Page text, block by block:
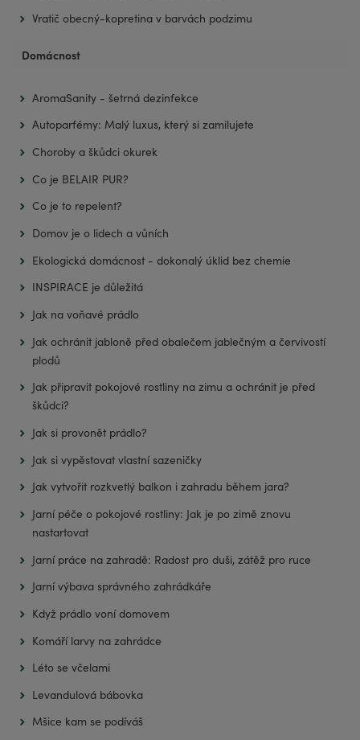
Vratič obecný-kopretina v barvách podzimu
Domácnost
AromaSanity - šetrná dezinfekce
Autoparfémy: Malý luxus, který si zamilujete
Choroby a škůdci okurek
Co je BELAIR PUR?
Co je to repelent?
Domov je o lidech a vůních
Ekologická domácnost - dokonalý úklid bez chemie
INSPIRACE je důležitá
Jak na voňavé prádlo
Jak ochránit jabloně před obalečem jablečným a červivostí
plodů
Jak připravit pokojové rostliny na zimu a ochránit je před
škůdci?
Jak si provonět prádlo?
Jak si vypěstovat vlastní sazeničky
Jak vytvořit rozkvetlý balkon i zahradu během jara?
Jarní péče o pokojové rostliny: Jak je po zimě znovu
nastartovat
Jarní práce na zahradě: Radost pro duši, zátěž pro ruce
Jarní výbava správného zahrádkáře
Když prádlo voní domovem
Komáří larvy na zahrádce
Léto se včelami
Levandulová bábovka
Mšice kam se podíváš